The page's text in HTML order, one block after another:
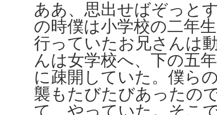
ああ、思出せばぞっと
の時僕は小学校の二年
行っていたお兄さんは
んは女学校へ、下の五
に疎開していた。僕ら
襲もたびたびあったの
て、やっていた。そこ